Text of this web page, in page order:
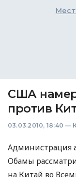
США
против
03.03.2010, 18:40 —
Администрация
Обамы
на Китай во